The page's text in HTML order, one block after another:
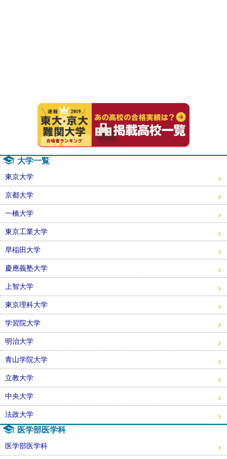
大学一覧
東京大学
京都大学
一橋大学
東京工業大学
早稲田大学
慶應義塾大学
上智大学
東京理科大学
学習院大学
明治大学
青山学院大学
立教大学
中央大学
法政大学
医学部医学科
医学部医学科